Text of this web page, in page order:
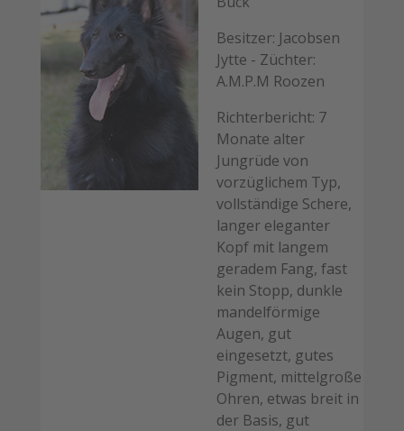
Besitzer: Jacobsen
Jytte - Züchter:
A.M.P.M Roozen
Richterbericht: 7
Monate alter
Jungrüde von
vorzüglichem Typ,
vollständige Schere,
langer eleganter
Kopf mit langem
geradem Fang, fast
kein Stopp, dunkle
mandelförmige
Augen, gut
eingesetzt, gutes
Pigment, mittelgroße
Ohren, etwas breit in
der Basis, gut